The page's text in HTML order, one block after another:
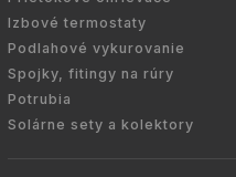
Izbové termostaty
Podlahové vykurovanie
Spojky, fitingy na rúry
Potrubia
Solárne sety a kolektory